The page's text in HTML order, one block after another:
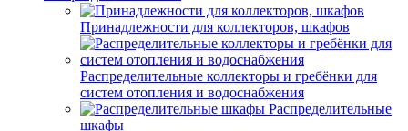
Принадлежности для коллекторов, шкафов
Распределительные коллекторы и гребёнки для
систем отопления и водоснабжения
Распределительные
шкафы